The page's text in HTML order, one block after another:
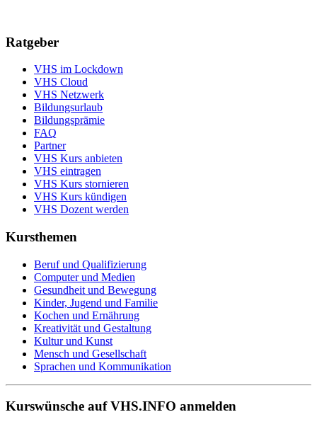
Ratgeber
VHS im Lockdown
VHS Cloud
VHS Netzwerk
Bildungsurlaub
Bildungsprämie
FAQ
Partner
VHS Kurs anbieten
VHS eintragen
VHS Kurs stornieren
VHS Kurs kündigen
VHS Dozent werden
Kursthemen
Beruf und Qualifizierung
Computer und Medien
Gesundheit und Bewegung
Kinder, Jugend und Familie
Kochen und Ernährung
Kreativität und Gestaltung
Kultur und Kunst
Mensch und Gesellschaft
Sprachen und Kommunikation
Kurswünsche auf VHS.INFO anmelden